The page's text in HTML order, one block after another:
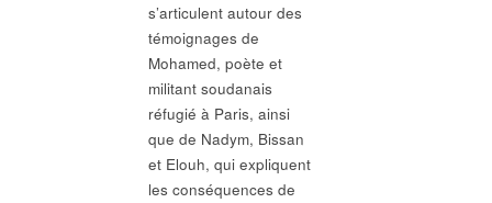
s’articulent autour des
témoignages de
Mohamed, poète et
militant soudanais
réfugié à Paris, ainsi
que de Nadym, Bissan
et Elouh, qui expliquent
les conséquences de